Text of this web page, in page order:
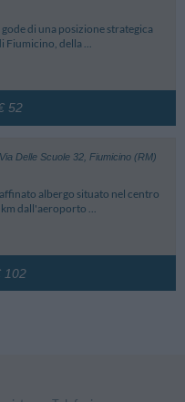
di una posizione strategica
della ...
52
Via Delle Scuole 32, Fiumicino (RM)
albergo situato nel centro
dall'aeroporto ...
102